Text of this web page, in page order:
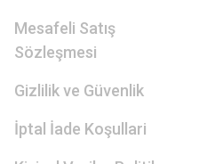
Mesafeli Satış
Sözleşmesi
Gizlilik ve Güvenlik
İptal İade Koşullari